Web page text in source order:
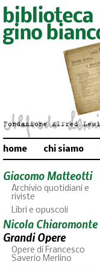
home chi siamo
Giacomo Matteotti
Archivio quotidiani e
riviste
Libri e opuscoli
Nicola Chiaromonte
Grandi Opere
Opere di Francesco
Saverio Merlino